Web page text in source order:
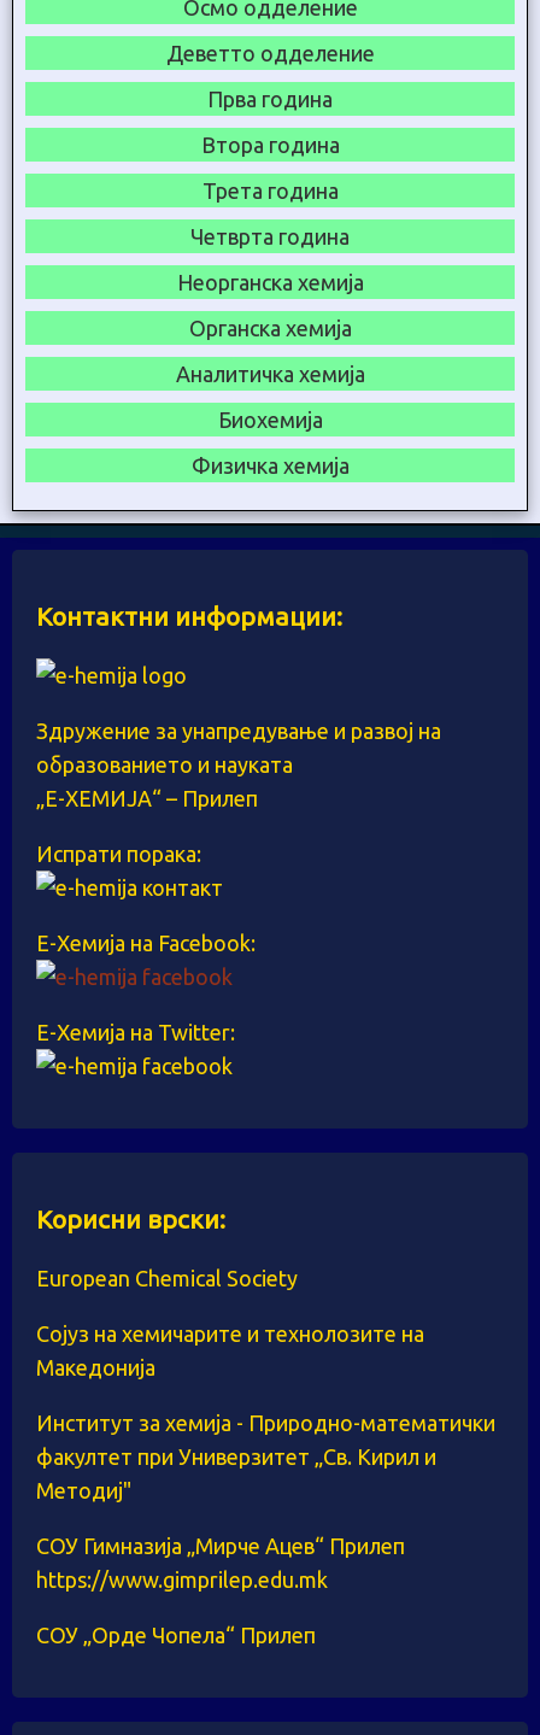
Осмо одделение
Деветто одделение
Прва година
Втора година
Трета година
Четврта година
Неорганска хемија
Органска хемија
Аналитичка хемија
Биохемија
Физичка хемија
Контактни информации:
Здружение за унапредување и развој на
образованието и науката
„Е-ХЕМИЈА“ – Прилеп
Испрати порака:
Е-Хемија на Facebook:
Е-Хемија на Twitter:
Корисни врски:
European Chemical Society
Сојуз на хемичарите и технолозите на
Македонија
Институт за хемија - Природно-математички
факултет при Универзитет „Св. Кирил и
Методиј"
СОУ Гимназија „Мирче Ацев“ Прилеп
https://www.gimprilep.edu.mk
СОУ „Орде Чопела“ Прилеп